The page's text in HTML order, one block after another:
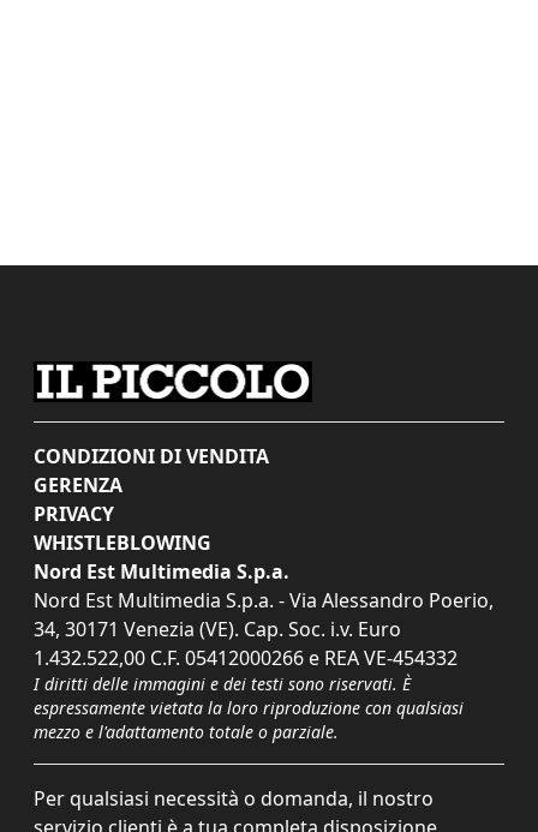
CONDIZIONI DI VENDITA
GERENZA
PRIVACY
WHISTLEBLOWING
Nord Est Multimedia S.p.a.
Nord Est Multimedia S.p.a. - Via Alessandro Poerio,
34, 30171 Venezia (VE). Cap. Soc. i.v. Euro
1.432.522,00 C.F. 05412000266 e REA VE-454332
I diritti delle immagini e dei testi sono riservati. È
espressamente vietata la loro riproduzione con qualsiasi
mezzo e l'adattamento totale o parziale.
Per qualsiasi necessità o domanda, il nostro